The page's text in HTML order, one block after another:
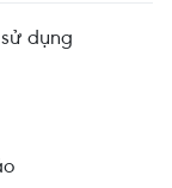
dụng